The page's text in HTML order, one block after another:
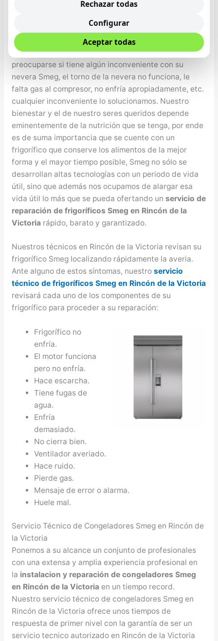
en Rincón de la Victoria
Desde el Servicio Técnico de Frigos Smeg en Rincón
de la Victoria notificamos que no tiene que
preocuparse si tiene algún inconveniente con su
nevera Smeg, el torno de la nevera no funciona, le
falta gas al compresor, no enfría apropiadamente, etc.
cualquier inconveniente lo solucionamos. Nuestro
bienestar y el de nuestro seres queridos depende
eminentemente de la nutrición que se tenga, por ende
es de suma importancia que se cuente con un
frigorífico que conserve los alimentos de la mejor
forma y el mayor tiempo posible, Smeg no sólo se
desarrollan altas tecnologías con un periodo de vida
útil, sino que además nos ocupamos de alargar esa
vida útil lo más que se pueda ofertando un servicio de
reparación de frigoríficos Smeg en Rincón de la
Victoria rápido, barato y garantizado.
Nuestros técnicos en Rincón de la Victoria revisan su
frigorífico Smeg localizando rápidamente la averia.
Ante alguno de estos síntomas, nuestro servicio
técnico de frigoríficos Smeg en Rincón de la Victoria
revisará cada uno de los componentes de su
frigorífico para proceder a su reparación:
Frigorífico no
enfría.
El motor funciona
pero no enfría.
Hace escarcha.
Tiene fugas de
agua.
Enfría
demasiado.
No cierra bien.
Ventilador averiado.
Hace ruido.
Pierde gas.
Mensaje de error o alarma.
Huele mal.
Servicio Técnico de Congeladores Smeg en Rincón de
la Victoria
Ponemos a su alcance un conjunto de profesionales
con una extensa y amplia experiencia profesional en
la instalacion y reparación de congeladores Smeg
en Rincón de la Victoria en un tiempo record.
Nuestro servicio técnico de congeladores Smeg en
Rincón de la Victoria ofrece unos tiempos de
respuesta de primer nivel con la garantía de ser un
servicio tecnico autorizado en Rincón de la Victoria
Rechazar todas
Configurar
Aceptar todas